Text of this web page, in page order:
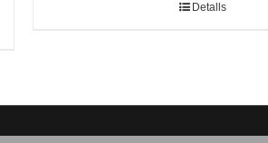
Detalls